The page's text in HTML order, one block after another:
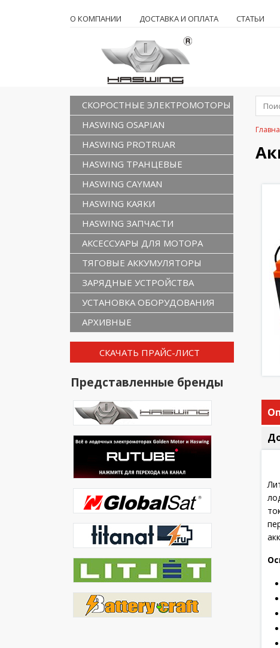
О КОМПАНИИ ДОСТАВКА И ОПЛАТА СТАТЬИ
СКОРОСТНЫЕ ЭЛЕКТРОМОТОРЫ
HASWING OSAPIAN
HASWING PROTRUAR
HASWING ТРАНЦЕВЫЕ
HASWING CAYMAN
HASWING КАЯКИ
HASWING ЗАПЧАСТИ
АКСЕССУАРЫ ДЛЯ МОТОРА
ТЯГОВЫЕ АККУМУЛЯТОРЫ
ЗАРЯДНЫЕ УСТРОЙСТВА
УСТАНОВКА ОБОРУДОВАНИЯ
АРХИВНЫЕ
СКАЧАТЬ ПРАЙС-ЛИСТ
Представленные бренды